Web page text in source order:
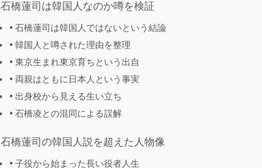
石橋蓮司は韓国人なのか噂を検証
石橋蓮司は韓国人ではないという結論
韓国人と噂された理由を整理
東京生まれ東京育ちという出自
両親はともに日本人という事実
出身校から見える生い立ち
石橋凌との混同による誤解
石橋蓮司の韓国人説を超えた人物像
子役から始まった長い役者人生